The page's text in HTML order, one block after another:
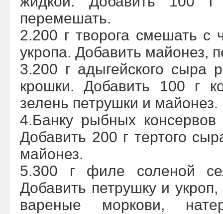
перемешать.
2.200 г творога смешать с
укропа. Добавить майонез,
3.200 г адыгейского сыра
крошки. Добавить 100 г
зелень петрушки и майонез.
4.Банку рыбных
Добавить 200 г тертого
майонез.
5.300 г филе соленой
Добавить петрушку и
вареные моркови,